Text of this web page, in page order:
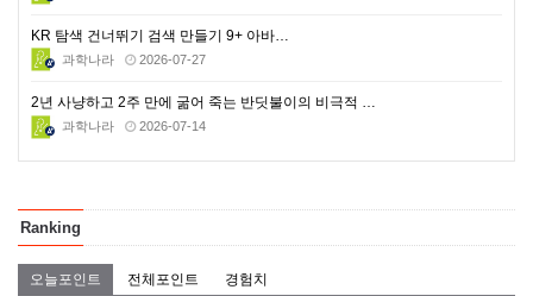
KR 탐색 건너뛰기 검색 만들기 9+ 아바…
과학나라 2026-07-27
2년 사냥하고 2주 만에 굶어 죽는 반딧불이의 비극적 …
과학나라 2026-07-14
Ranking
오늘포인트 전체포인트 경험치